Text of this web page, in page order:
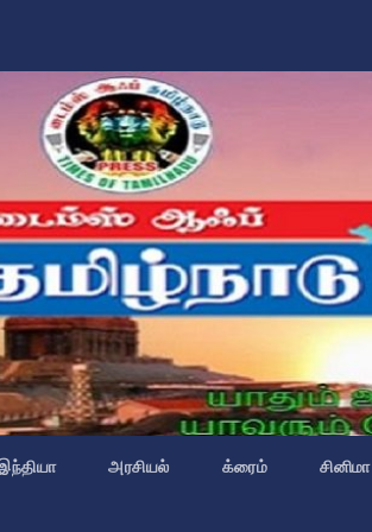
அரசியல் க்ரைம் சினிமா